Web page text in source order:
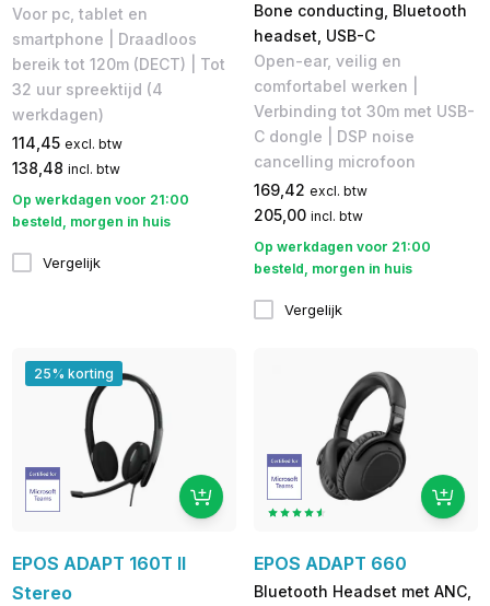
Voor pc, tablet en
smartphone | Draadloos
bereik tot 120m (DECT) | Tot
32 uur spreektijd (4
werkdagen)
114,45 excl. btw
138,48 incl. btw
Op werkdagen voor 21:00
besteld, morgen in huis
Vergelijk
Bone conducting, Bluetooth
headset, USB-C
Open-ear, veilig en
comfortabel werken |
Verbinding tot 30m met USB-
C dongle | DSP noise
cancelling microfoon
169,42 excl. btw
205,00 incl. btw
Op werkdagen voor 21:00
besteld, morgen in huis
Vergelijk
25% korting
EPOS ADAPT 160T II
Stereo
EPOS ADAPT 660
Bluetooth Headset met ANC,